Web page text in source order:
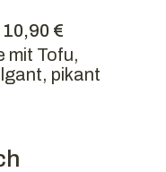
10,90 €
mit Tofu,
pikant